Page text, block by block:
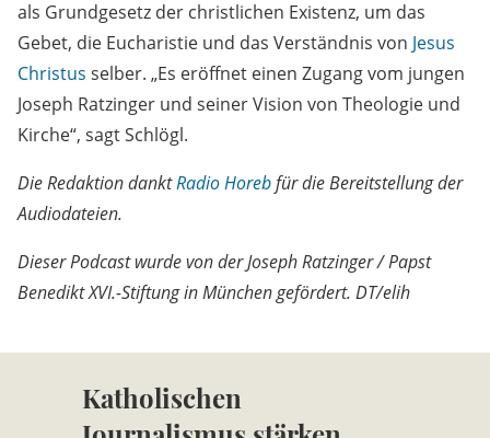
als Grundgesetz der christlichen Existenz, um das
Gebet, die Eucharistie und das Verständnis von Jesus
Christus selber. „Es eröffnet einen Zugang vom jungen
Joseph Ratzinger und seiner Vision von Theologie und
Kirche“, sagt Schlögl.
Die Redaktion danktRadio Horebfür die Bereitstellung der
Audiodateien.
Dieser Podcast wurde von der Joseph Ratzinger / Papst
Benedikt XVI.-Stiftung in München gefördert. DT/elih
Katholischen